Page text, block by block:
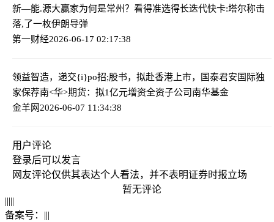
新—能.源大赢家为何是常州？看得准选得长迭代快卡:塔尔称击
落,了一枚伊朗导弹
第一财经2026-06-17 02:17:38
领益智造，递交{i}po招;股书，拟赴香港上市，国泰君安国际独
家保荐南<华>期货：拟1亿元增资全资子公司南华基金
金羊网2026-06-07 11:34:38
用户评论
登录后可以发言
网友评论仅供其表达个人看法，并不表明证券时报立场
暂无评论
|||||
备案号： |||